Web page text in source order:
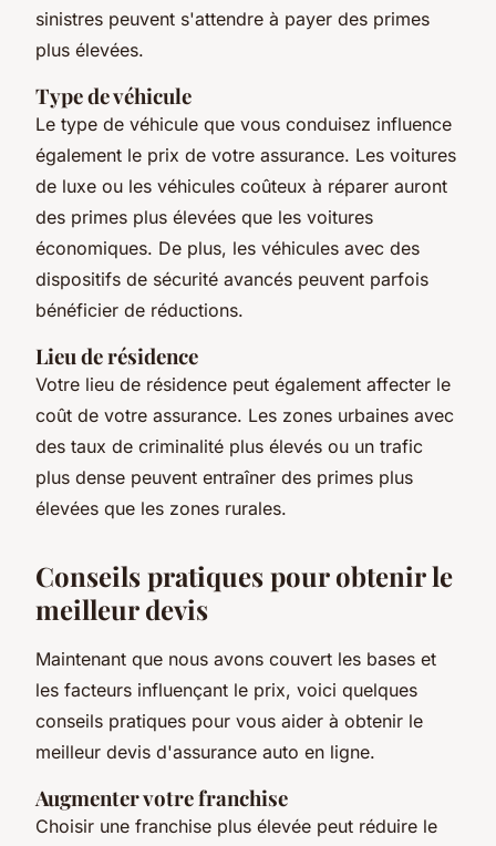
sinistres peuvent s'attendre à payer des primes
plus élevées.
Type de véhicule
Le type de véhicule que vous conduisez influence
également le prix de votre assurance. Les voitures
de luxe ou les véhicules coûteux à réparer auront
des primes plus élevées que les voitures
économiques. De plus, les véhicules avec des
dispositifs de sécurité avancés peuvent parfois
bénéficier de réductions.
Lieu de résidence
Votre lieu de résidence peut également affecter le
coût de votre assurance. Les zones urbaines avec
des taux de criminalité plus élevés ou un trafic
plus dense peuvent entraîner des primes plus
élevées que les zones rurales.
Conseils pratiques pour obtenir le
meilleur devis
Maintenant que nous avons couvert les bases et
les facteurs influençant le prix, voici quelques
conseils pratiques pour vous aider à obtenir le
meilleur devis d'assurance auto en ligne.
Augmenter votre franchise
Choisir une franchise plus élevée peut réduire le